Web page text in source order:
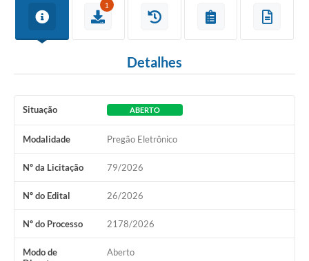
1
Detalhes
Situação ABERTO
Modalidade Pregão Eletrônico
Nº da Licitação 79/2026
Nº do Edital 26/2026
Nº do Processo 2178/2026
Modo de
Aberto